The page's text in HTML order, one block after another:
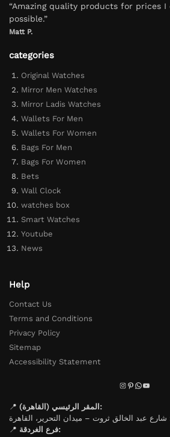
“Amazing quality products for prices
possible.”
Matt P.
categories
Original Watches
Mirror Men Watches
Mirror Ladis Watches
Wallets For Men
Wallets For Women
Bags For Men
Bags For Women
Bets
Wall Clock
watches box
Smart Watches
Youtube
News
Help
Contact Us
Terms and Conditions
Privacy Policy
Sitemap
Accessibility Statement
📍
المقر الرئيسي (القاهرة):
📍
فرع الغردقة: